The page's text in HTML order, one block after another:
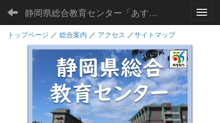
静岡県総合教育センター「あすなろ」
トップページ ／ 総合案内 ／ アクセス ／サイトマップ